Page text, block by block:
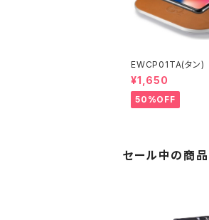
EWCP01TA(タン)
¥1,650
50%OFF
セール中の商品